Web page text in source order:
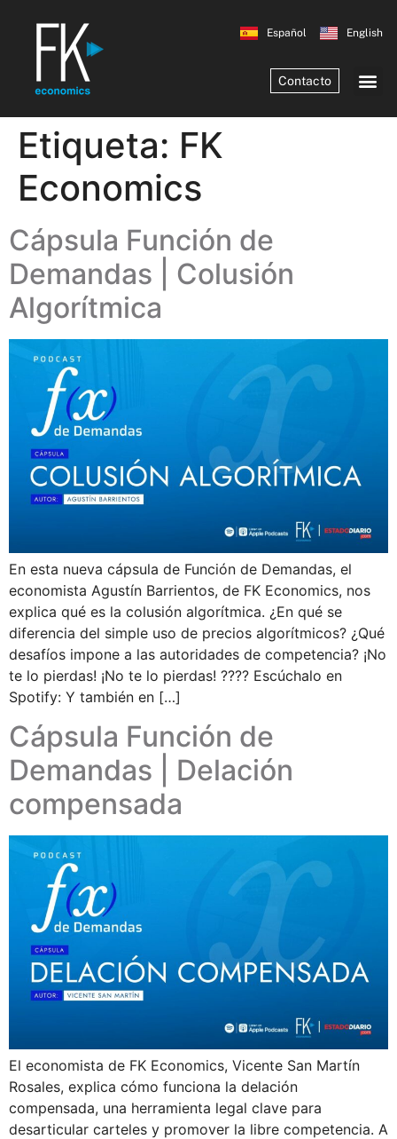
Español English
Contacto
Etiqueta: FK
Economics
Cápsula Función de
Demandas | Colusión
Algorítmica
En esta nueva cápsula de Función de Demandas, el
economista Agustín Barrientos, de FK Economics, nos
explica qué es la colusión algorítmica. ¿En qué se
diferencia del simple uso de precios algorítmicos? ¿Qué
desafíos impone a las autoridades de competencia? ¡No
te lo pierdas! ¡No te lo pierdas! ???? Escúchalo en
Spotify: Y también en […]
Cápsula Función de
Demandas | Delación
compensada
El economista de FK Economics, Vicente San Martín
Rosales, explica cómo funciona la delación
compensada, una herramienta legal clave para
desarticular carteles y promover la libre competencia. A